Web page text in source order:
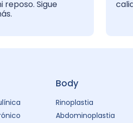
reposo. Sigue
Body
Rinoplastia
Abdominoplastia